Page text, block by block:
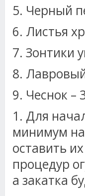
5. Черный
6. Листья
7. Зонтики
8.
9. Чеснок –
1. Для
минимум на
оставить
процедур
а закатка